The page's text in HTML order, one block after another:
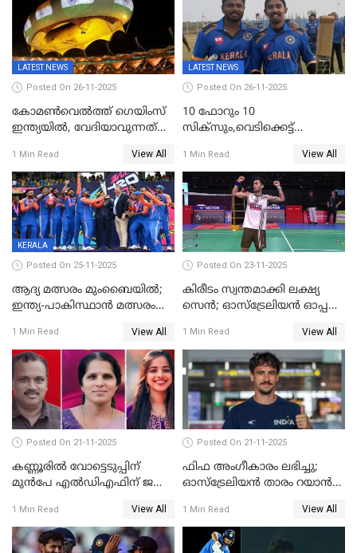
LATEST NEWS
Posted On 26-11-2025
കോമൺവെൽത്ത് ഗെയിംസ്
ഇന്ത്യയിൽ, വേദിയാവുന്നത്
1 Min Read View All
LATEST NEWS
Posted On 26-11-2025
10 ഫോറും 10
സിക്‌സും,വെടിക്കെട്ട്
അര്‍ധ സെഞ്ചുറിയുമായി
സഞ്ജു; ഒഡിഷയെ 10
വിക്കറ്റിന് തകര്‍ത്ത് കേരളം
1 Min Read View All
KERALA
Posted On 25-11-2025
ആദ്യ മത്സരം മുംബൈയിൽ;
ഇന്ത്യ-പാകിസ്ഥാൻ മത്സരം
ലോകകപ്പിന്‍റെ മത്സരക്രമം
പ്രഖ്യാപിച്ചു
1 Min Read View All
Posted On 23-11-2025
കിരീടം സ്വന്തമാക്കി ലക്ഷ്യ
സെന്‍; ഓസ്ട്രേലിയന്‍ ഓപ്പണ്‍
1 Min Read View All
Posted On 21-11-2025
കണ്ണൂരിൽ വോട്ടെടുപ്പിന്
മുൻപേ എൽഡിഎഫിന് ജയം;
സ്ഥാനാർഥികളില്ല
1 Min Read View All
Posted On 21-11-2025
ഫിഫ അംഗീകാരം ലഭിച്ചു;
ഓസ്‌ട്രേലിയന്‍ താരം റയാന്‍
നീലക്കുപ്പായത്തില്‍ കളിക്കാം
1 Min Read View All